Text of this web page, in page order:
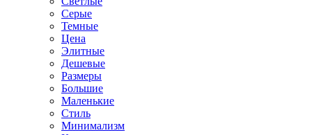
Серые
Темные
Цена
Элитные
Дешевые
Размеры
Большие
Маленькие
Стиль
Минимализм